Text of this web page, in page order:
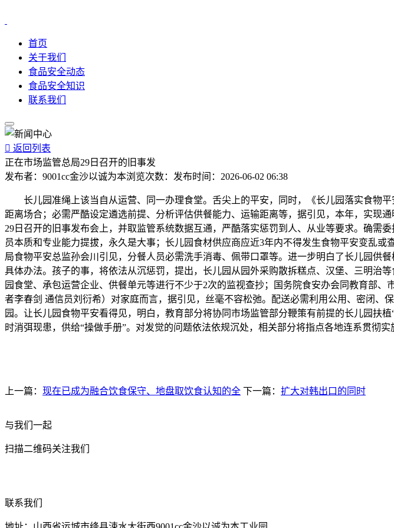
首页
关于我们
食品安全动态
食品安全知识
联系我们
 返回列表
正在市场监管总局29日召开的旧事发
发布者： 9001cc金沙以诚为本浏览次数： 发布时间： 2026-06-02 06:38
长儿园准绳上该当自从运营、同一办理食堂。舌尖上的平安，同时，《长儿园落实食物
距离场合；必需严酷设定遴选前提、分析评估供餐能力、运输距离等，据引见，本年，实现
29日召开的旧事发布会上，并取监管系统数据互通，严酷落实惩罚到人、从业等要求。确需
员本质和专业能力提拔，永久是大事；长儿园食材供应商应近3年内不得发生食物平安变乱
局食物平安总监孙会川引见，分餐人员必需洗手消毒、佩带口罩等。进一步明白了长儿园供
具体办法。孩子的事，将依法从沉惩罚，提出，长儿园从园外采购散拆糕点、汉堡、三明治
园食堂、承包运营企业、供餐单元等进行不少于2次的监视查抄；国务院食安办会同教育部
者李春剑 通信员刘衍希）对家庭而言，据引见，丝毫不容松弛。配送必需利用公用、密闭
园。让长儿园食物平安看得见，明白，教育部分将协同市场监管部分鞭策有前提的长儿园扶
时消弭现患，供给“操做手册”。对发觉的问题依法依规沉处，相关部分将指点各地连系贯彻
上一篇： 现在已成为融合饮食保守、地盘取饮食认知的全 下一篇： 扩大对韩出口的同时
与我们一起
扫描二维码关注我们
联系我们